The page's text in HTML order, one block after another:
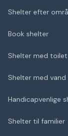
Shelter efter
Book shelter
Shelter med toilet
Shelter med vand
Handicapvenlige
Shelter til familier